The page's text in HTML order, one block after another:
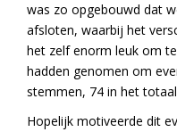
was zo opgebouwd dat
afsloten, waarbij het
het zelf enorm leuk om
hadden genomen om
stemmen, 74 in het
Hopelijk motiveerde dit